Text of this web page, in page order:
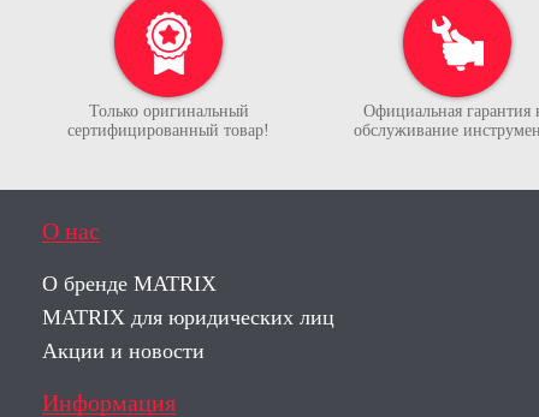
Только оригинальный
сертифицированный товар!
Официальная гарантия
обслуживание
О нас
О бренде MATRIX
MATRIX для юридических лиц
Акции и новости
Информация